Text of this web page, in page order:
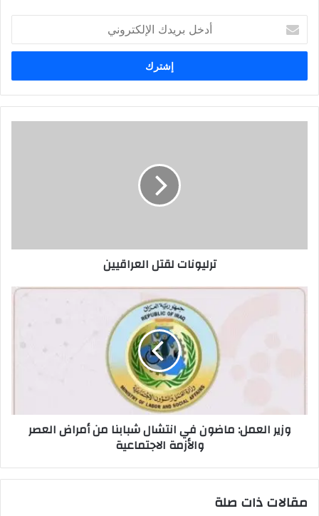
بريدك
الإلكتروني
ترليونات لقتل العراقيين
وزير
العصر
والأزمةوزير العمل: ماضون في انتشال شبابنا من أمراض العصر
والأزمة الاجتماعية
مقالات ذات صلة